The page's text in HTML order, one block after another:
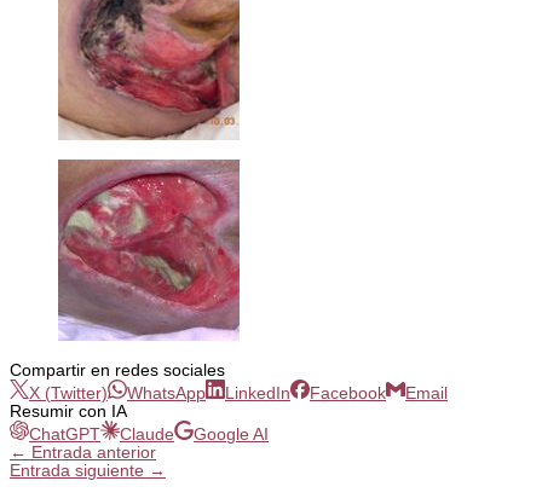
Compartir en redes sociales
X (Twitter)
WhatsApp LinkedIn Facebook
Email
Resumir con IA
ChatGPT
Claude
Google AI
← Entrada anterior
Entrada siguiente →